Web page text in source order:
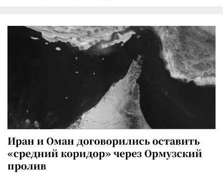
Иран и Оман договорились оставить
«средний коридор» через Ормузский
пролив